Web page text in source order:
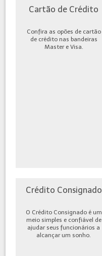
Cartão de Crédito
Confira as opões de cartão
de crédito nas bandeiras
Master e Visa.
Crédito Consignado
O Crédito Consignado é um
meio simples e confiável de
ajudar seus funcionários a
alcançar um sonho.